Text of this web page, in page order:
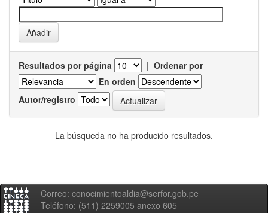
Resultados por página | Ordenar por
En orden
Autor/registro
La búsqueda no ha producido resultados.
Correo: conocimientoaldia@serfor.gob.pe
Teléfono: (511) 2259005 anexo 605